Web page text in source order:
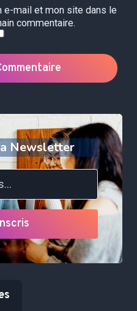
e-mail et mon site dans le
commentaire.
Newsletter